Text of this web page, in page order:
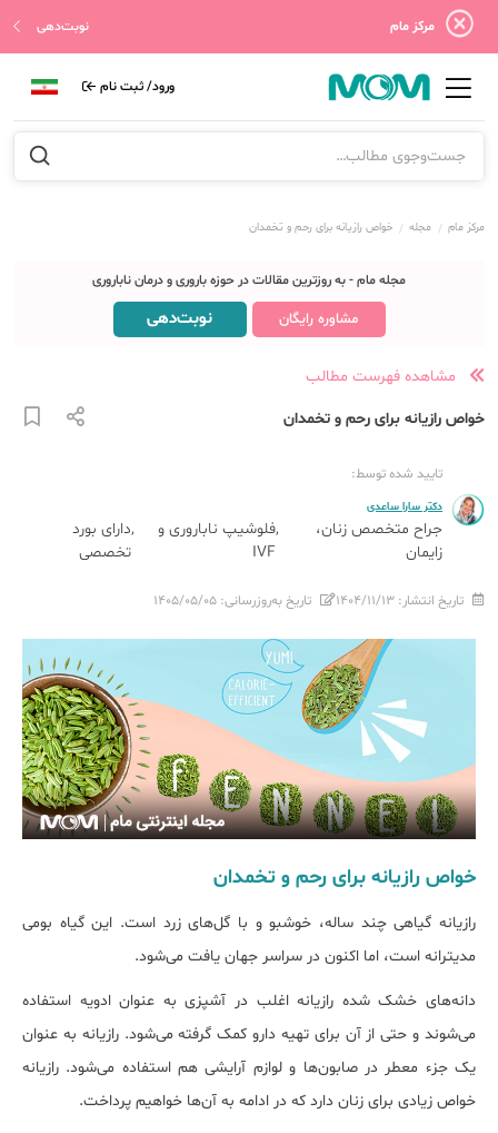
مرکز مام نوبت‌دهی
ورود/ ثبت نام
مرکز مام مجله خواص رازیانه برای رحم و تخمدان
مجله مام - به روزترین مقالات در حوزه باروری و درمان ناباروری
مشاوره رایگان نوبت‌دهی
مشاهده فهرست مطالب
خواص رازیانه برای رحم و تخمدان
تایید شده توسط:
دکتر سارا ساعدی
جراح متخصص زنان،
زایمان
فلوشیپ ناباروری و
IVF
دارای بورد
تخصصی
تاریخ انتشار: ۱۴۰۴/۱۱/۱۳ تاریخ به‌روزرسانی: ۱۴۰۵/۰۵/۰۵
خواص رازیانه برای رحم و تخمدان
رازیانه گیاهی چند ساله، خوشبو و با گل‌های زرد است. این گیاه بومی
مدیترانه است، اما اکنون در سراسر جهان یافت می‌شود.
دانه‌های خشک شده رازیانه اغلب در آشپزی به عنوان ادویه‌ استفاده
می‌شوند و حتی از آن برای تهیه دارو کمک گرفته می‌شود. رازیانه به عنوان
یک جزء معطر در صابون‌ها و لوازم آرایشی هم استفاده می‌شود. رازیانه
خواص زیادی برای زنان دارد که در ادامه به آن‌ها خواهیم پرداخت.